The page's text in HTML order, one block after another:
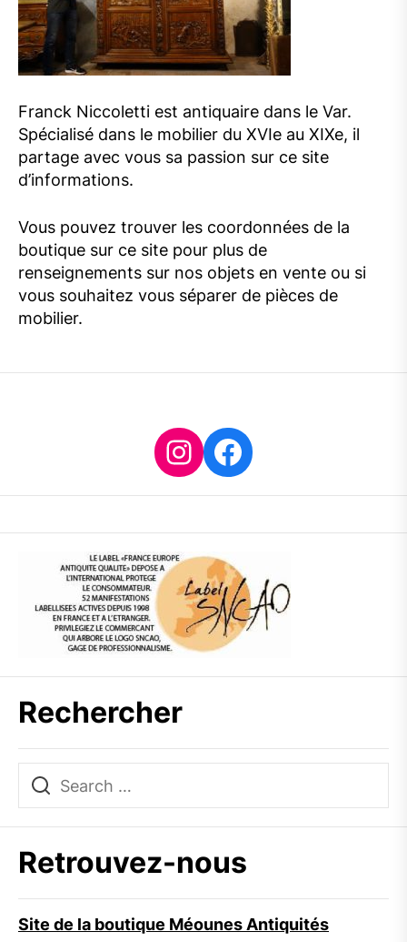
Franck Niccoletti est antiquaire dans le Var.
Spécialisé dans le mobilier du XVIe au XIXe, il
partage avec vous sa passion sur ce site
d’informations.
Vous pouvez trouver les coordonnées de la
boutique sur ce site pour plus de
renseignements sur nos objets en vente ou si
vous souhaitez vous séparer de pièces de
mobilier.
Instagram
Facebook
Rechercher
Retrouvez-nous
Site de la boutique Méounes Antiquités